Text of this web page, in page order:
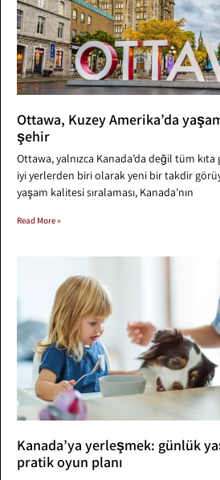
Ottawa, Kuzey Amerika’da
şehir
Ottawa, yalnızca Kanada’da değil tüm
iyi yerlerden biri olarak yeni bir takdir
yaşam kalitesi sıralaması, Kanada’nın
Read More »
Kanada’ya yerleşmek: günlük
pratik oyun planı